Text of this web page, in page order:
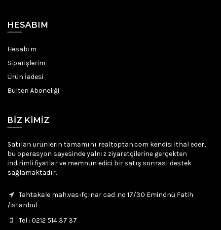
HESABIM
Hesabım
Siparişlerim
Ürün İadesi
Bülten Aboneliği
BIZ KIMIZ
Satılan ürünlerin tamamını realtoptan.com kendisi ithal eder,
bu operasyon sayesinde yalnız ziyaretçilerine gerçekten
indirimli fiyatlar ve memnun edici bir satış sonrası destek
sağlamaktadır.
Tahtakale mah.vasıfçınar cad .no 17/30 Eminönü Fatih
/istanbul
Tel : 0212 514 37 37